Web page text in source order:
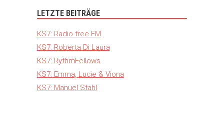
LETZTE BEITRÄGE
KS7: Radio free FM
KS7: Roberta Di Laura
KS7: RythmFellows
KS7: Emma, Lucie & Viona
KS7: Manuel Stahl